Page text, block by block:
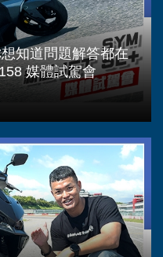
知道問題解答都在
媒體試駕會